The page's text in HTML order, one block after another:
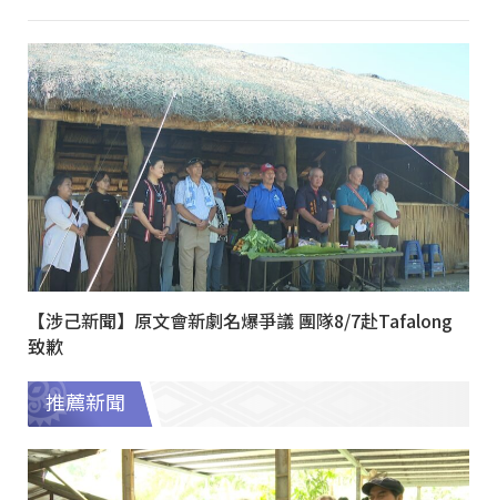
【涉己新聞】原文會新劇名爆爭議 團隊8/7赴Tafalong
致歉
推薦新聞